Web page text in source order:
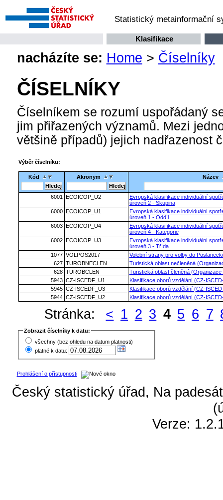
Statistický metainformační
Klasifikace
nacházíte se: Home > Číselníky
ČÍSELNÍKY
Číselníkem se rozumí uspořádaný
jim přiřazených významů. Mezi
většině případů) jejich nadřazenost
Výběr číselníku:
Kód Akronym Název
6001 ECOICOP_U2
Evropská klasifikace individuální
úroveň 2 - Skupina
6000
ECOICOP_U1
Evropská klasifikace individuální
úroveň 1 - Oddíl
6003
ECOICOP_U4
Evropská klasifikace individuální
úroveň 4 - Kategorie
6002
ECOICOP_U3
Evropská klasifikace individuální
úroveň 3 - Třída
1077 VOLPOS2017
Volební strany pro volby do
627 TUROBNECLEN
Turistická oblast nečleněná
628 TUROBCLEN
Turistická oblast členěná
5943 CZ-ISCEDF_U1
Klasifikace oborů vzdělání (CZ-
5945 CZ-ISCEDF_U3
Klasifikace oborů vzdělání (CZ-
5944 CZ-ISCEDF_U2 Klasifikace oborů vzdělání (CZ-
Stránka: < 1 2 3 4 5 6 7
Zobrazit číselníky k datu:
všechny (bez ohledu na datum platnosti)
platné k datu:
Prohlášení o přístupnosti
Český statistický úřad, Na
Verze: